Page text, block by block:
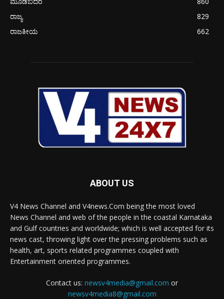
ರಾಜ್ಯ
829
ರಾಜಕೀಯ
662
ABOUT US
V4 News Channel and V4news.Com being the most loved
News Channel and web of the people in the coastal Karnataka
and Gulf countries and worldwide; which is well accepted for its
news cast, throwing light over the pressing problems such as
health, art, sports related programmes coupled with
Entertainment oriented programmes.
Contact us: newsv4media@gmail.com or
newsv4media8@gmail.com